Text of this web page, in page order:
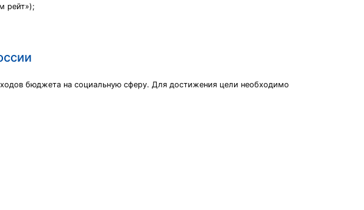
рейт»);
бюджета на социальную сферу. Для достижения цели необходимо